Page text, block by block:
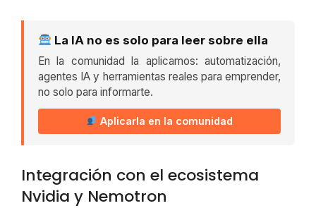
La IA no es solo para leer sobre ella
En la comunidad la aplicamos: automatización,
agentes IA y herramientas reales para emprender,
no solo para informarte.
Aplicarla en la comunidad
Integración con el ecosistema
Nvidia y Nemotron